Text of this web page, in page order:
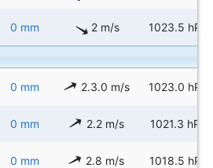
0 mm 2 m/s 1023.5 hPa
0 mm 2.3.0 m/s 1023.0 hPa
0 mm 2.2 m/s 1021.3 hPa
0 mm 2.8 m/s 1018.5 hPa